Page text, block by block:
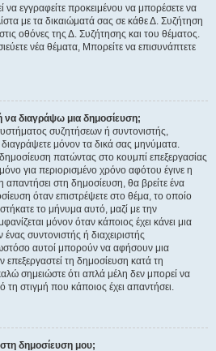
να εγγραφείτε προκειμένου να μπορέσετε να
με τα δικαιώματά σας σε κάθε Δ. Συζήτηση
οθόνες της Δ. Συζήτησης και του θέματος.
νέα θέματα, Μπορείτε να επισυνάπτετε
διαγράψω μια δημοσίευση;
συζητήσεων ή συντονιστής,
διαγράψετε μόνον τα δικά σας μηνύματα.
δημοσίευση πατώντας στο κουμπί επεξεργασίας
για περιορισμένο χρόνο αφότου έγινε η
απαντήσει στη δημοσίευση, θα βρείτε ένα
όταν επιστρέψετε στο θέμα, το οποίο
το μήνυμα αυτό, μαζί με την
μόνον όταν κάποιος έχει κάνει μια
συντονιστής ή διαχειριστής
αυτοί μπορούν να αφήσουν μια
τη δημοσίευση κατά τη
σημειώστε ότι απλά μέλη δεν μπορεί να
στιγμή που κάποιος έχει απαντήσει.
δημοσίευση μου;